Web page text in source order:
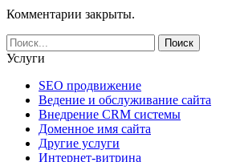
Комментарии закрыты.
Услуги
SEO продвижение
Ведение и обслуживание сайта
Внедрение CRM системы
Доменное имя сайта
Другие услуги
Интернет-витрина